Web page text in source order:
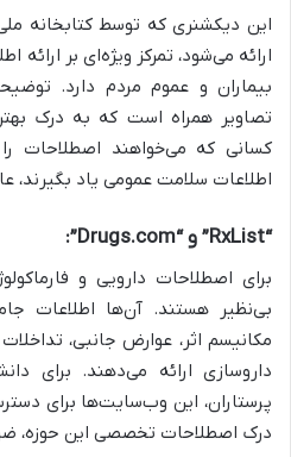
ارائه می‌شود، تمرکز ویژه‌ای بر ارائه
بیماران و عموم مردم دارد.
تصاویر همراه است که به درک
کسانی که می‌خواهند اصطلاحات
اطلاعات سلامت عمومی یاد بگیرند،
“RxList” و “Drugs.com”:
برای اصطلاحات دارویی و
بی‌نظیر هستند. آن‌ها اطلاعات
مکانیسم اثر، عوارض جانبی،
داروسازی ارائه می‌دهند. برای
پرستاران، این وب‌سایت‌ها برای
درک اصطلاحات تخصصی این حوزه،